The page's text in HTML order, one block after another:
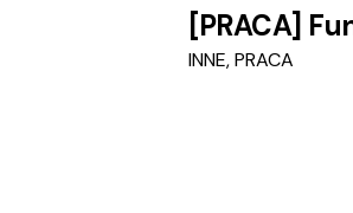
[PRACA]
INNE,PRACA